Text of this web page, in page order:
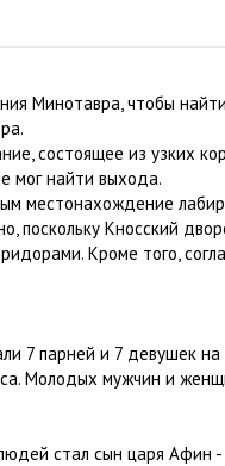
Минотавра, чтобы
состоящее из узких
мог найти выхода.
местонахождение
поскольку Кносский
Кроме того,
7 парней и 7 девушек на
Молодых мужчин и
стал сын царя Афин -